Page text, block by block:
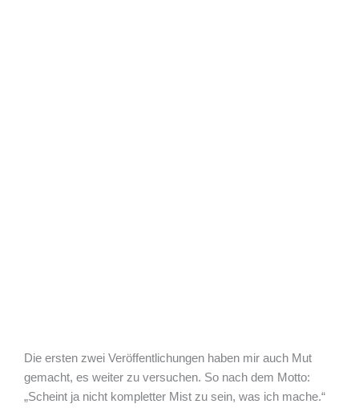
Die ersten zwei Veröffentlichungen haben mir auch Mut
gemacht, es weiter zu versuchen. So nach dem Motto:
„Scheint ja nicht kompletter Mist zu sein, was ich mache.“